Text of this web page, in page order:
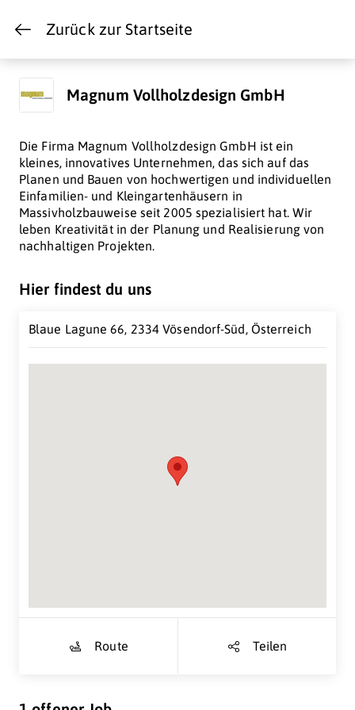
Zurück zur Startseite
Magnum Vollholzdesign GmbH
Die Firma Magnum Vollholzdesign GmbH ist ein
kleines, innovatives Unternehmen, das sich auf das
Planen und Bauen von hochwertigen und individuellen
Einfamilien- und Kleingartenhäusern in
Massivholzbauweise seit 2005 spezialisiert hat. Wir
leben Kreativität in der Planung und Realisierung von
nachhaltigen Projekten.
Hier findest du uns
Blaue Lagune 66, 2334 Vösendorf-Süd, Österreich
Route Teilen